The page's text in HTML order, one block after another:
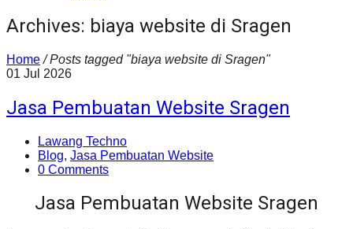
Archives: biaya website di Sragen
Home / Posts tagged "biaya website di Sragen"
01 Jul 2026
Jasa Pembuatan Website Sragen
Lawang Techno
Blog, Jasa Pembuatan Website
0 Comments
Jasa Pembuatan Website Sragen